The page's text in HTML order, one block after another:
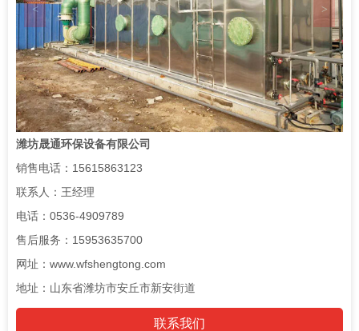
>
<
潍坊晟通环保设备有限公司
销售电话：15615863123
联系人：王经理
电话：0536-4909789
售后服务：15953635700
网址：www.wfshengtong.com
地址：山东省潍坊市安丘市新安街道
联系我们